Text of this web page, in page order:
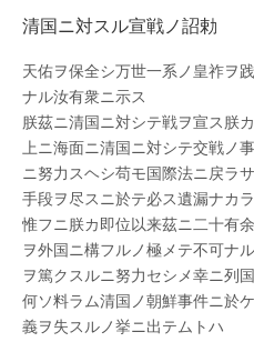
渙
あ
そ
さ
れ
て
百
二
十
七
は
清国ニ対スル宣戦ノ詔勅
天佑ヲ保全シ万世一系ノ皇祚ヲ
ナル汝有衆ニ示ス
朕茲ニ清国ニ対シテ戦ヲ宣ス朕
上ニ海面ニ清国ニ対シテ交戦ノ
ニ努力スヘシ苟モ国際法ニ戻ラ
手段ヲ尽スニ於テ必ス遺漏ナカ
惟フニ朕カ即位以来茲ニ二十有
ヲ外国ニ構フルノ極メテ不可ナ
ヲ篤クスルニ努力セシメ幸ニ列
何ソ料ラム清国ノ朝鮮事件ニ於
義ヲ失スルノ挙ニ出テムトハ